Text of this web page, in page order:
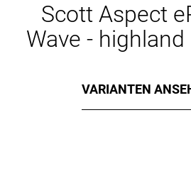
Scott Aspect
Wave -
VARIANTEN